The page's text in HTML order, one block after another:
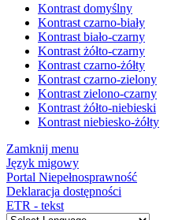
Kontrast domyślny
Kontrast czarno-biały
Kontrast biało-czarny
Kontrast żółto-czarny
Kontrast czarno-żółty
Kontrast czarno-zielony
Kontrast zielono-czarny
Kontrast żółto-niebieski
Kontrast niebiesko-żółty
Zamknij menu
Język migowy
Portal Niepełnosprawność
Deklaracja dostępności
ETR - tekst